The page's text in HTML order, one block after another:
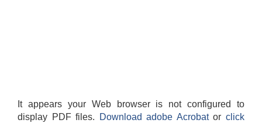
It appears your Web browser is not configured to
display PDF files.
Download adobe Acrobatorclick